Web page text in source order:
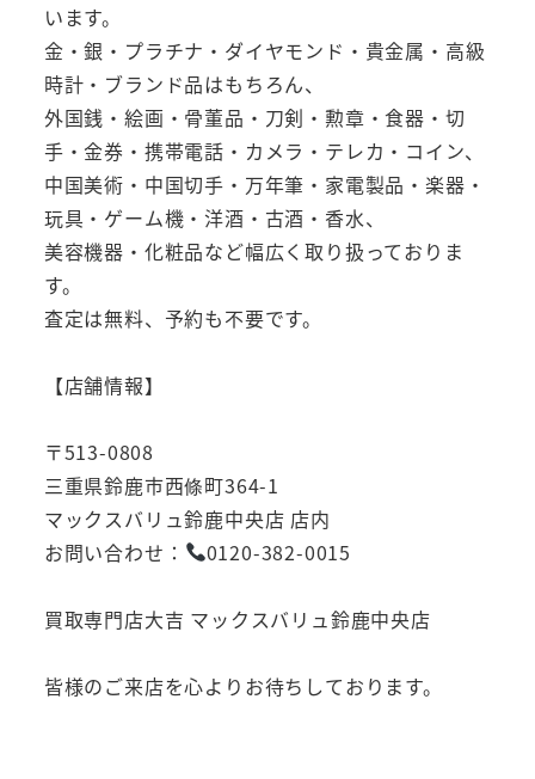
います。
金・銀・プラチナ・ダイヤモンド・貴金属・高級
時計・ブランド品はもちろん、
外国銭・絵画・骨董品・刀剣・勲章・食器・切
手・金券・携帯電話・カメラ・テレカ・コイン、
中国美術・中国切手・万年筆・家電製品・楽器・
玩具・ゲーム機・洋酒・古酒・香水、
美容機器・化粧品など幅広く取り扱っておりま
す。
査定は無料、予約も不要です。
【店舗情報】
〒513-0808
三重県鈴鹿市西條町364-1
マックスバリュ鈴鹿中央店 店内
お問い合わせ：
0120-382-0015
買取専門店大吉 マックスバリュ鈴鹿中央店
皆様のご来店を心よりお待ちしております。